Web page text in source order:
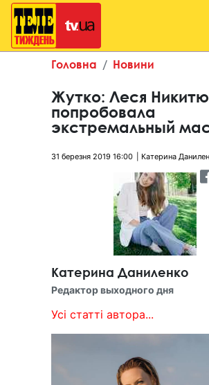
Головна Новини
Жутко: Леся
попробовала
экстремальный
31 березня 2019 16:00 Катерина
Катерина Даниленко
Редактор выходного дня
Усі статті автора...